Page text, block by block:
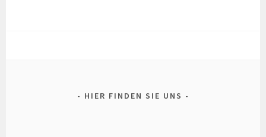
HIER FINDEN SIE UNS